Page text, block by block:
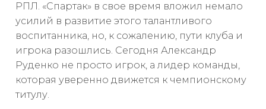
РПЛ. «Спартак» в свое время вложил немало
усилий в развитие этого талантливого
воспитанника, но, к сожалению, пути клуба и
игрока разошлись. Сегодня Александр
Руденко не просто игрок, а лидер команды,
которая уверенно движется к чемпионскому
титулу.